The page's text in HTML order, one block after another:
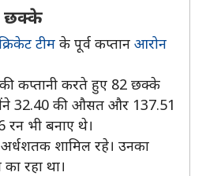
छक्के
टीम के पूर्व कप्तान आरोन
कप्तानी करते हुए 82 छक्के
32.40 की औसत और 137.51
रन भी बनाए थे।
शामिल रहे। उनका
का रहा था।